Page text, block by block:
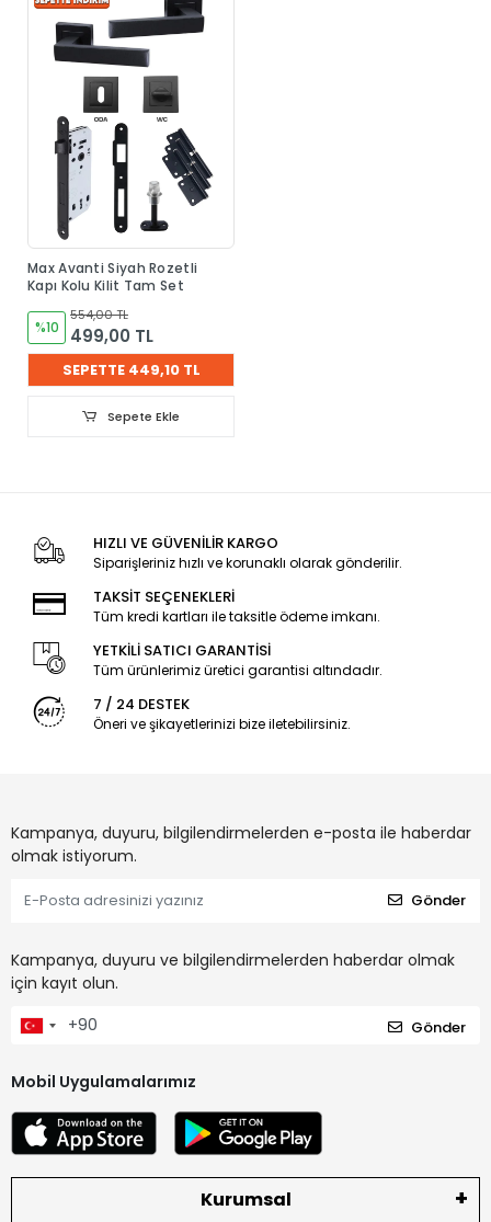
Max Avanti Siyah Rozetli
Kapı Kolu Kilit Tam Set
%10
554,00 TL
499,00 TL
SEPETTE 449,10 TL
Sepete Ekle
HIZLI VE GÜVENİLİR KARGO
Siparişleriniz hızlı ve korunaklı olarak gönderilir.
TAKSİT SEÇENEKLERİ
Tüm kredi kartları ile taksitle ödeme imkanı.
YETKİLİ SATICI GARANTİSİ
Tüm ürünlerimiz üretici garantisi altındadır.
7 / 24 DESTEK
Öneri ve şikayetlerinizi bize iletebilirsiniz.
Kampanya, duyuru, bilgilendirmelerden e-posta ile haberdar
olmak istiyorum.
Gönder
Kampanya, duyuru ve bilgilendirmelerden haberdar olmak
için kayıt olun.
Gönder
Mobil Uygulamalarımız
Kurumsal